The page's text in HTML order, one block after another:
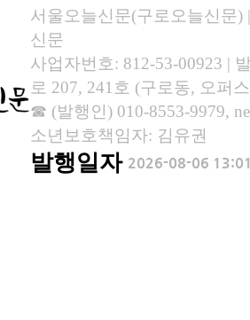
서울오늘신문(구로오늘신문)
신문
사업자번호: 812-53-00923 |
로 207, 241호 (구로동, 오퍼
☎ (발행인) 010-8553-9979,
소년보호책임자: 김유권
발행일자